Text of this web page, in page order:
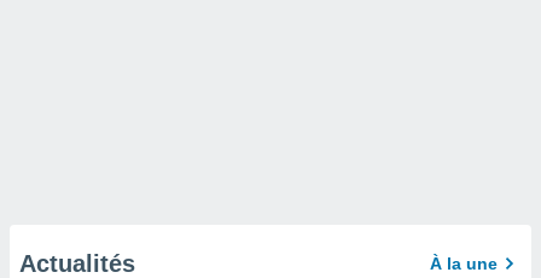
Actualités À la une